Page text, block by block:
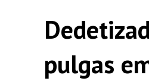
pulgas